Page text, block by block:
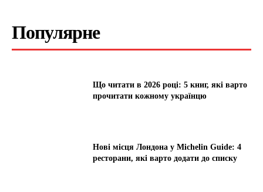
Популярне
Що читати в 2026 році: 5 книг, які варто
прочитати кожному українцю
Нові місця Лондона у Michelin Guide: 4
ресторани, які варто додати до списку